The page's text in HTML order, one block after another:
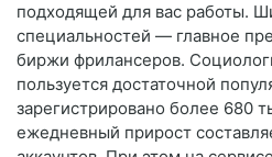
подходящей для вас работы.
специальностей — главное
биржи фрилансеров.
пользуется достаточной
зарегистрировано более 680
ежедневный прирост